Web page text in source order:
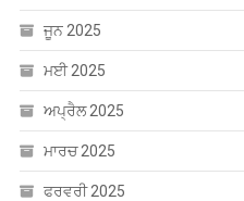
ਜੂਨ 2025
ਮਈ 2025
ਅਪ੍ਰੈਲ 2025
ਮਾਰਚ 2025
ਫਰਵਰੀ 2025